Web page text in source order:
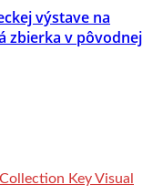
výstave na
zbierka v pôvodnej